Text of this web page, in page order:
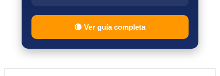
🌘 Ver guía completa